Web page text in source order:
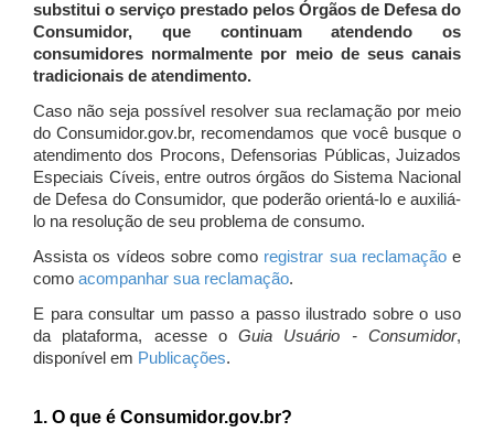
substitui o serviço prestado pelos Órgãos de Defesa do
Consumidor, que continuam atendendo os
consumidores normalmente por meio de seus canais
tradicionais de atendimento.
Caso não seja possível resolver sua reclamação por meio
do Consumidor.gov.br, recomendamos que você busque o
atendimento dos Procons, Defensorias Públicas, Juizados
Especiais Cíveis, entre outros órgãos do Sistema Nacional
de Defesa do Consumidor, que poderão orientá-lo e auxiliá-
lo na resolução de seu problema de consumo.
Assista os vídeos sobre como registrar sua reclamaçãoe
como acompanhar sua reclamação.
E para consultar um passo a passo ilustrado sobre o uso
da plataforma, acesse oGuia Usuário - Consumidor,
disponível em Publicações.
1. O que é Consumidor.gov.br?